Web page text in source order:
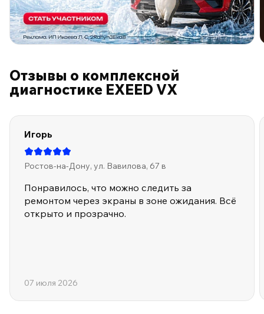
Отзывы о комплексной
диагностике EXEED VX
Игорь
Ростов-на-Дону, ул. Вавилова, 67 в
Понравилось, что можно следить за
ремонтом через экраны в зоне ожидания. Всё
открыто и прозрачно.
07 июля 2026